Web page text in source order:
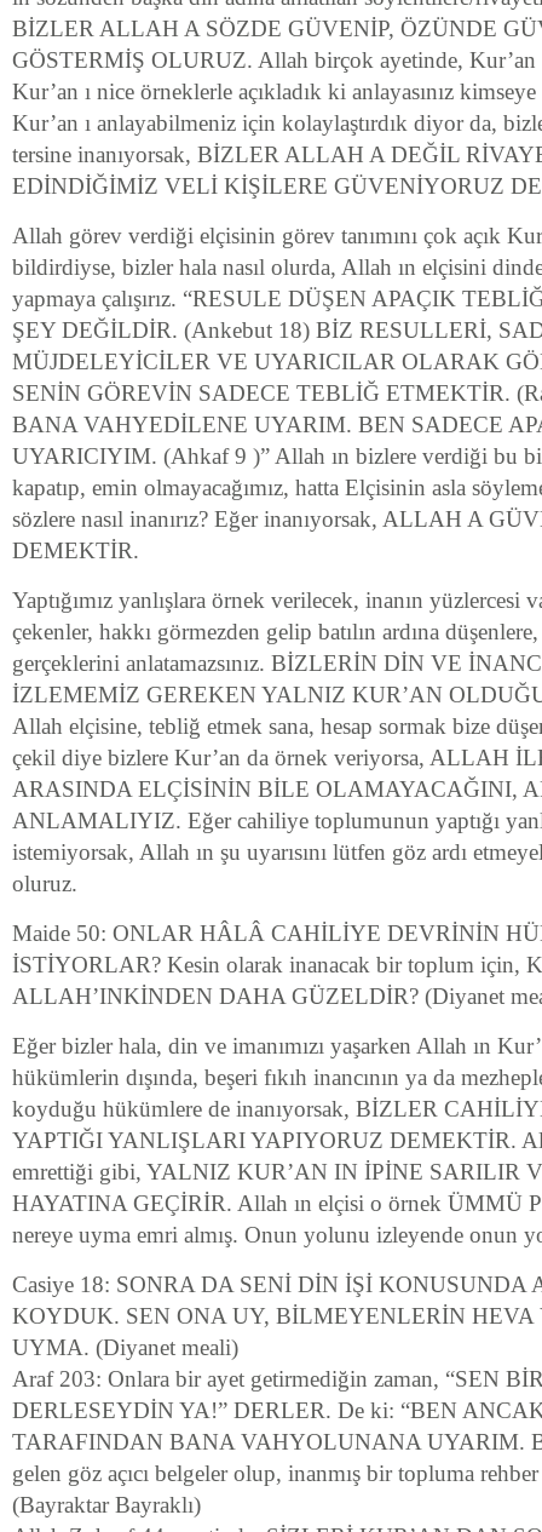
BİZLER ALLAH A SÖZDE GÜVENİP, ÖZÜNDE
GÖSTERMİŞ OLURUZ. Allah birçok ayetinde, Kur’an
Kur’an ı nice örneklerle açıkladık ki anlayasınız
Kur’an ı anlayabilmeniz için kolaylaştırdık diyor da,
tersine inanıyorsak, BİZLER ALLAH A DEĞİL
EDİNDİĞİMİZ VELİ KİŞİLERE GÜVENİYORUZ
Allah görev verdiği elçisinin görev tanımını çok açık
bildirdiyse, bizler hala nasıl olurda, Allah ın elçisini
yapmaya çalışırız. “RESULE DÜŞEN APAÇIK
ŞEY DEĞİLDİR. (Ankebut 18) BİZ RESULLERİ,
MÜJDELEYİCİLER VE UYARICILAR OLARAK
SENİN GÖREVİN SADECE TEBLİĞ ETMEKTİR.
BANA VAHYEDİLENE UYARIM. BEN SADECE
UYARICIYIM. (Ahkaf 9 )” Allah ın bizlere verdiği bu
kapatıp, emin olmayacağımız, hatta Elçisinin asla
sözlere nasıl inanırız? Eğer inanıyorsak, ALLAH A
DEMEKTİR.
Yaptığımız yanlışlara örnek verilecek, inanın yüzlercesi
çekenler, hakkı görmezden gelip batılın ardına
gerçeklerini anlatamazsınız. BİZLERİN DİN VE
İZLEMEMİZ GEREKEN YALNIZ KUR’AN
Allah elçisine, tebliğ etmek sana, hesap sormak bize
çekil diye bizlere Kur’an da örnek veriyorsa, ALLAH
ARASINDA ELÇİSİNİN BİLE OLAMAYACAĞINI,
ANLAMALIYIZ. Eğer cahiliye toplumunun yaptığı
istemiyorsak, Allah ın şu uyarısını lütfen göz ardı
oluruz.
Maide 50: ONLAR HÂLÂ CAHİLİYE DEVRİNİN
İSTİYORLAR? Kesin olarak inanacak bir toplum için,
ALLAH’INKİNDEN DAHA GÜZELDİR? (Diyanet
Eğer bizler hala, din ve imanımızı yaşarken Allah ın
hükümlerin dışında, beşeri fıkıh inancının ya da
koyduğu hükümlere de inanıyorsak, BİZLER
YAPTIĞI YANLIŞLARI YAPIYORUZ DEMEKTİR.
emrettiği gibi, YALNIZ KUR’AN IN İPİNE SARILIR
HAYATINA GEÇİRİR. Allah ın elçisi o örnek ÜMMÜ
nereye uyma emri almış. Onun yolunu izleyende onun
Casiye 18: SONRA DA SENİ DİN İŞİ KONUSUNDA
KOYDUK. SEN ONA UY, BİLMEYENLERİN HEVA
UYMA. (Diyanet meali)
Araf 203: Onlara bir ayet getirmediğin zaman, “SEN
DERLESEYDİN YA!” DERLER. De ki: “BEN
TARAFINDAN BANA VAHYOLUNANA UYARIM.
gelen göz açıcı belgeler olup, inanmış bir topluma
(Bayraktar Bayraklı)